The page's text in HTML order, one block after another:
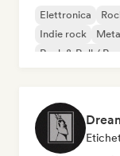
Elettronica
Indie rock
Rock & Roll /